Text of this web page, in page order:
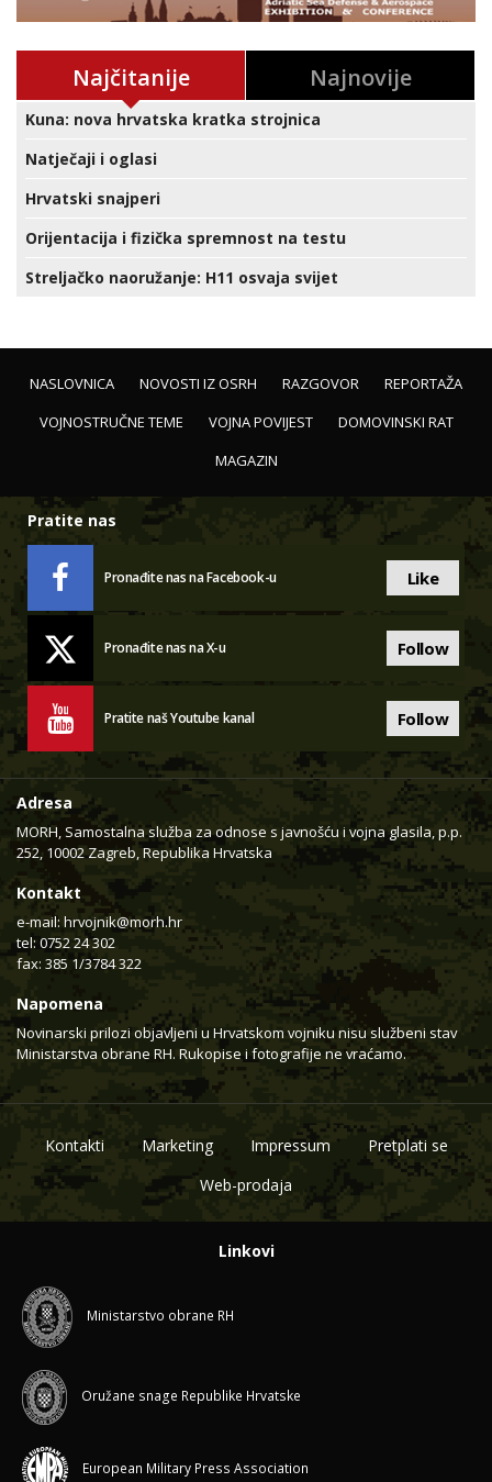
Najčitanije Najnovije
Kuna: nova hrvatska kratka strojnica
Natječaji i oglasi
Hrvatski snajperi
Orijentacija i fizička spremnost na testu
Streljačko naoružanje: H11 osvaja svijet
NASLOVNICA NOVOSTI IZ OSRH RAZGOVOR
REPORTAŽA
VOJNOSTRUČNE TEME
VOJNA POVIJEST
DOMOVINSKI RAT
MAGAZIN
Pratite nas
Pronađite nas na Facebook-u Like
Pronađite nas na X-u Follow
Pratite naš Youtube kanal Follow
Adresa
MORH, Samostalna služba za odnose s javnošću i vojna glasila, p.p.
252, 10002 Zagreb, Republika Hrvatska
Kontakt
e-mail: hrvojnik@morh.hr
tel: 0752 24 302
fax: 385 1/3784 322
Napomena
Novinarski prilozi objavljeni u Hrvatskom vojniku nisu službeni stav
Ministarstva obrane RH. Rukopise i fotografije ne vraćamo.
Kontakti Marketing Impressum
Pretplati se
Web-prodaja
Linkovi
Ministarstvo obrane RH
Oružane snage Republike Hrvatske
European Military Press Association